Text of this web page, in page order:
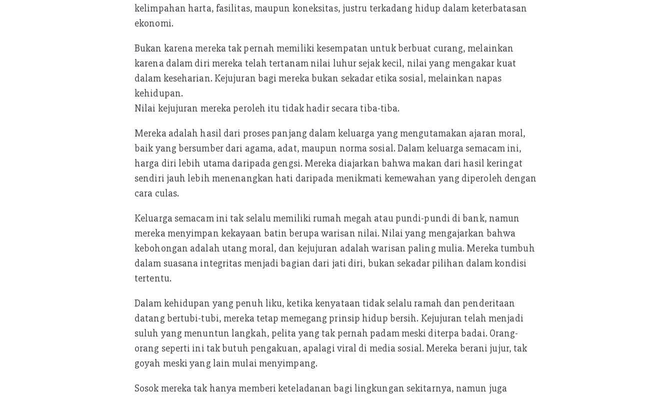
kelimpahan harta, fasilitas, maupun koneksitas, justru terkadang hidup dalam keterbatasan
ekonomi.
Bukan karena mereka tak pernah memiliki kesempatan untuk berbuat curang, melainkan
karena dalam diri mereka telah tertanam nilai luhur sejak kecil, nilai yang mengakar kuat
dalam keseharian. Kejujuran bagi mereka bukan sekadar etika sosial, melainkan napas
kehidupan.
Nilai kejujuran mereka peroleh itu tidak hadir secara tiba-tiba.
Mereka adalah hasil dari proses panjang dalam keluarga yang mengutamakan ajaran moral,
baik yang bersumber dari agama, adat, maupun norma sosial. Dalam keluarga semacam ini,
harga diri lebih utama daripada gengsi. Mereka diajarkan bahwa makan dari hasil keringat
sendiri jauh lebih menenangkan hati daripada menikmati kemewahan yang diperoleh dengan
cara culas.
Keluarga semacam ini tak selalu memiliki rumah megah atau pundi-pundi di bank, namun
mereka menyimpan kekayaan batin berupa warisan nilai. Nilai yang mengajarkan bahwa
kebohongan adalah utang moral, dan kejujuran adalah warisan paling mulia. Mereka tumbuh
dalam suasana integritas menjadi bagian dari jati diri, bukan sekadar pilihan dalam kondisi
tertentu.
Dalam kehidupan yang penuh liku, ketika kenyataan tidak selalu ramah dan penderitaan
datang bertubi-tubi, mereka tetap memegang prinsip hidup bersih. Kejujuran telah menjadi
suluh yang menuntun langkah, pelita yang tak pernah padam meski diterpa badai. Orang-
orang seperti ini tak butuh pengakuan, apalagi viral di media sosial. Mereka berani jujur, tak
goyah meski yang lain mulai menyimpang.
Sosok mereka tak hanya memberi keteladanan bagi lingkungan sekitarnya, namun juga